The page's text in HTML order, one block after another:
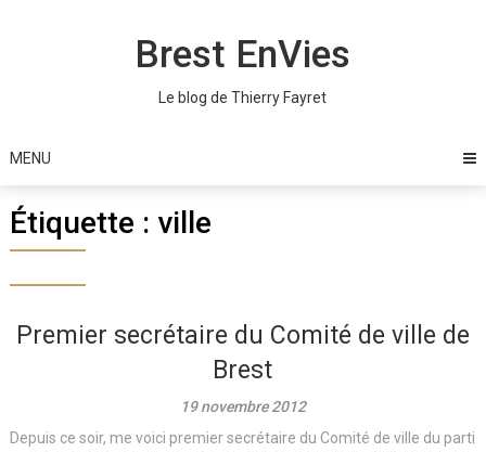
Brest EnVies
Le blog de Thierry Fayret
MENU
Étiquette : ville
Premier secrétaire du Comité de ville de
Brest
19 novembre 2012
Depuis ce soir, me voici premier secrétaire du Comité de ville du parti